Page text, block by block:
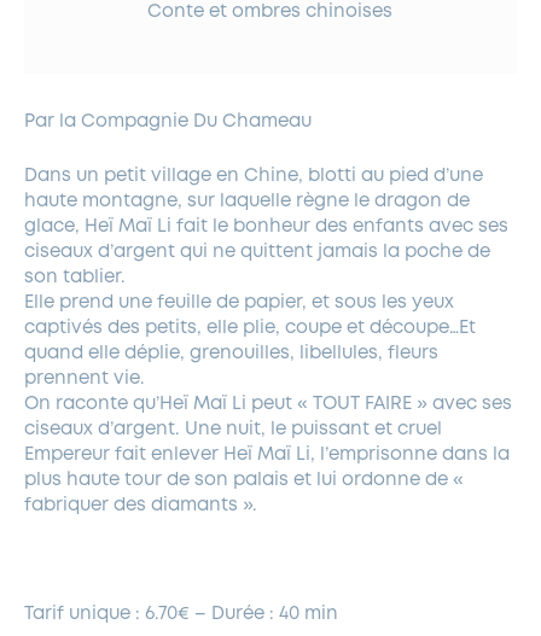
Conte et ombres chinoises
Par la Compagnie Du Chameau
Dans un petit village en Chine, blotti au pied d’une
haute montagne, sur laquelle règne le dragon de
glace, Heï Maï Li fait le bonheur des enfants avec ses
ciseaux d’argent qui ne quittent jamais la poche de
son tablier.
Elle prend une feuille de papier, et sous les yeux
captivés des petits, elle plie, coupe et découpe…Et
quand elle déplie, grenouilles, libellules, fleurs
prennent vie.
On raconte qu’Heï Maï Li peut « TOUT FAIRE » avec ses
ciseaux d’argent. Une nuit, le puissant et cruel
Empereur fait enlever Heï Maï Li, l’emprisonne dans la
plus haute tour de son palais et lui ordonne de «
fabriquer des diamants ».
Tarif unique : 6.70€ – Durée : 40 min